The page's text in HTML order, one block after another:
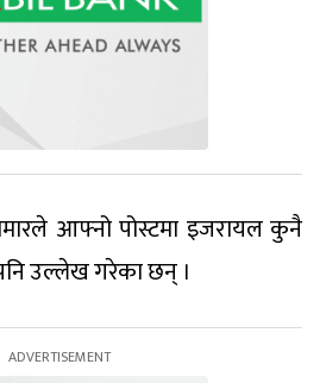
आफ्नो पोस्टमा इजरायल कुनै
उल्लेख गरेका छन् ।